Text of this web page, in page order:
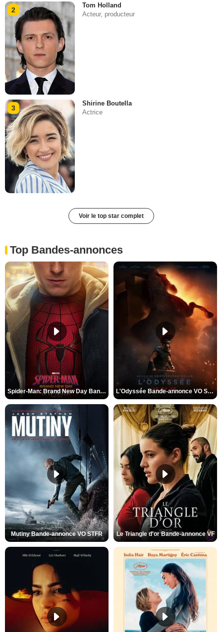
2
Tom Holland
Acteur, producteur
3
Shirine Boutella
Actrice
Voir le top star complet
Top Bandes-annonces
Spider-Man: Brand New Day Bande-annonce VO STFR L'Odyssée Bande-annonce VO STFR
Mutiny Bande-annonce VO STFR Le Triangle d'or Bande-annonce VF